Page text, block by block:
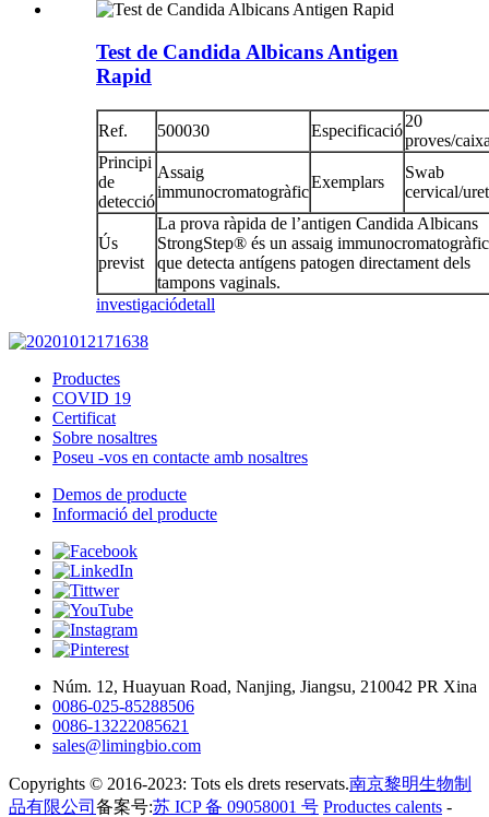
Test de Candida Albicans Antigen
Rapid
Ref. 500030 Especificació
20
proves/
Principi
de
detecció
Assaig
immunocromatogràfic
Exemplars
Swab
cervical/
Ús
previst
La prova ràpida de l’antigen Candida Albicans
StrongStep® és un assaig immunocromatogràfic
que detecta antígens patogen directament dels
tampons vaginals.
investigaciódetall
Productes
COVID 19
Certificat
Sobre nosaltres
Poseu -vos en contacte amb nosaltres
Demos de producte
Informació del producte
Núm. 12, Huayuan Road, Nanjing, Jiangsu, 210042 PR Xina
0086-025-85288506
0086-13222085621
sales@limingbio.com
Copyrights © 2016-2023: Tots els drets reservats.南京黎明生物制
品有限公司 备案号:苏 ICP 备 09058001 号 Productes calents -